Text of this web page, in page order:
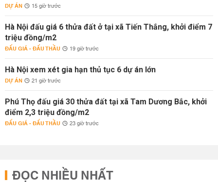
DỰ ÁN 15 giờ trước
Hà Nội đấu giá 6 thửa đất ở tại xã Tiến Thắng, khởi điểm 7
triệu đồng/m2
ĐẤU GIÁ - ĐẤU THẦU 19 giờ trước
Hà Nội xem xét gia hạn thủ tục 6 dự án lớn
DỰ ÁN 21 giờ trước
Phú Thọ đấu giá 30 thửa đất tại xã Tam Dương Bắc, khởi
điểm 2,3 triệu đồng/m2
ĐẤU GIÁ - ĐẤU THẦU 23 giờ trước
ĐỌC NHIỀU NHẤT